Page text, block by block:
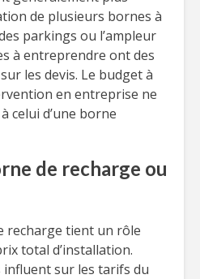
de plusieurs bornes à
parkings ou l’ampleur
à entreprendre ont des
les devis. Le budget à
en entreprise ne
celui d’une borne
de recharge ou
recharge tient un rôle
total d’installation.
sur les tarifs du